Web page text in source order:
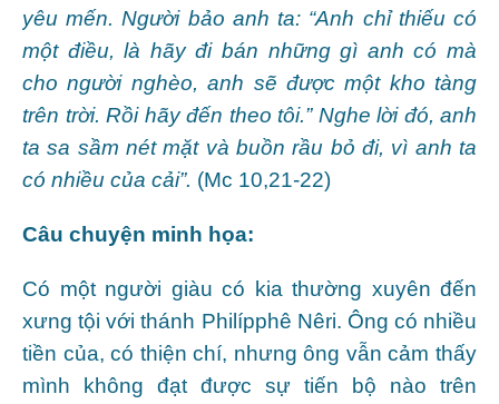
yêu mến. Người bảo anh ta: “Anh chỉ thiếu có
một điều, là hãy đi bán những gì anh có mà
cho người nghèo, anh sẽ được một kho tàng
trên trời. Rồi hãy đến theo tôi.” Nghe lời đó, anh
ta sa sầm nét mặt và buồn rầu bỏ đi, vì anh ta
có nhiều của cải”. (Mc 10,21-22)
Câu chuyện minh họa:
Có một người giàu có kia thường xuyên đến
xưng tội với thánh Philípphê Nêri. Ông có nhiều
tiền của, có thiện chí, nhưng ông vẫn cảm thấy
mình không đạt được sự tiến bộ nào trên